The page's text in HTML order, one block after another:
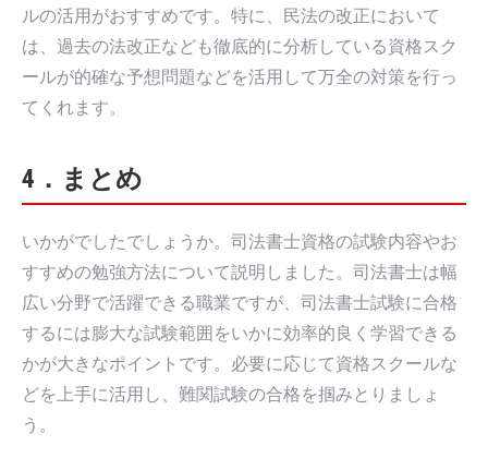
ルの活用がおすすめです。特に、民法の改正において
は、過去の法改正なども徹底的に分析している資格スク
ールが的確な予想問題などを活用して万全の対策を行っ
てくれます。
4．まとめ
いかがでしたでしょうか。司法書士資格の試験内容やお
すすめの勉強方法について説明しました。司法書士は幅
広い分野で活躍できる職業ですが、司法書士試験に合格
するには膨大な試験範囲をいかに効率的良く学習できる
かが大きなポイントです。必要に応じて資格スクールな
どを上手に活用し、難関試験の合格を掴みとりましょ
う。